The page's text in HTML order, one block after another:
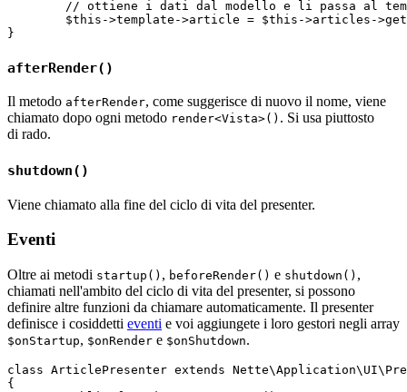
afterRender()
Il metodo afterRender, come suggerisce di nuovo il nome, viene
chiamato dopo ogni metodo render<Vista>() . Si usa piuttosto
di rado.
shutdown()
Viene chiamato alla fine del ciclo di vita del presenter.
Eventi
Oltre ai metodi startup() , beforeRender() e shutdown() ,
chiamati nell'ambito del ciclo di vita del presenter, si possono
definire altre funzioni da chiamare automaticamente. Il presenter
definisce i cosiddetti eventi e voi aggiungete i loro gestori negli array
$onStartup, $onRender e $onShutdown.
class ArticlePresenter extends
{